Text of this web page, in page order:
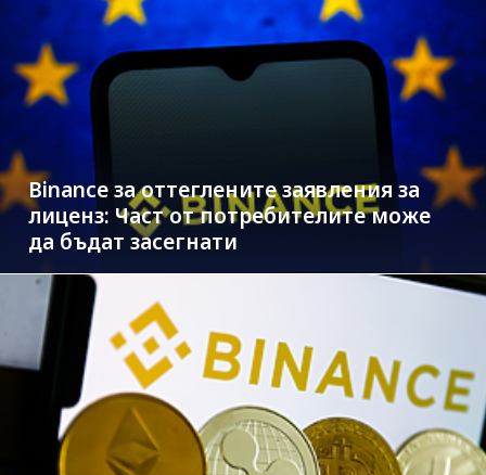
Binance за оттеглените заявления за
лиценз: Част от потребителите може
да бъдат засегнати